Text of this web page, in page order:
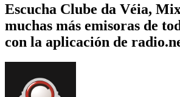
Escucha Clube da Véia,
muchas más emisoras de
con la aplicación de